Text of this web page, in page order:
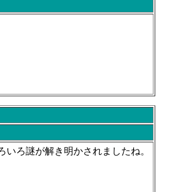
ろ謎が解き明かされましたね。